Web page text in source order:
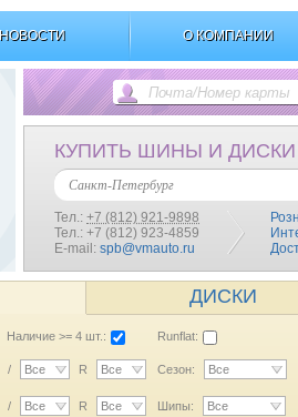
НОВОСТИ О КОМПАНИИ
КУПИТЬ ШИНЫ И ДИСКИ
Санкт-Петербург
Тел.: +7 (812) 921-9898
Тел.: +7 (812) 923-4859
E-mail: spb@vmauto.ru
ДИСКИ
Наличие >= 4 шт.: Runflat:
/ Все R Все Сезон: Все
/ Все R Все Шипы: Все